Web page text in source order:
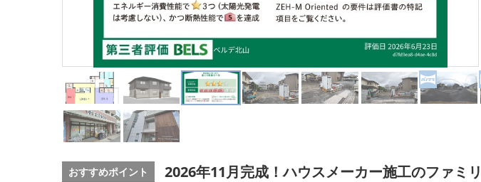
おすすめポイント 2026年11月完成！ハウスメーカー施工のファミ